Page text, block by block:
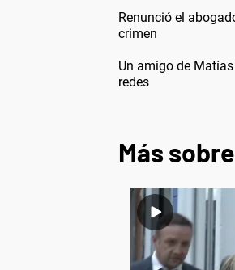
Renunció el
crimen
Un amigo de
redes
Más